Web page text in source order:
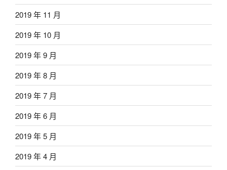
2019 年 11 月
2019 年 10 月
2019 年 9 月
2019 年 8 月
2019 年 7 月
2019 年 6 月
2019 年 5 月
2019 年 4 月